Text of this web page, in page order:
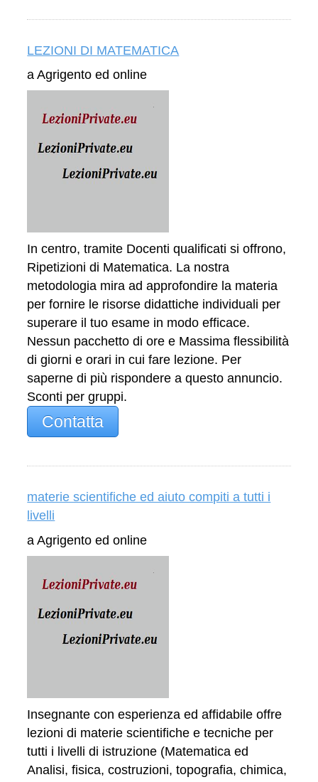
LEZIONI DI MATEMATICA
a Agrigento ed online
In centro, tramite Docenti qualificati si offrono,
Ripetizioni di Matematica. La nostra
metodologia mira ad approfondire la materia
per fornire le risorse didattiche individuali per
superare il tuo esame in modo efficace.
Nessun pacchetto di ore e Massima flessibilità
di giorni e orari in cui fare lezione. Per
saperne di più rispondere a questo annuncio.
Sconti per gruppi.
Contatta
materie scientifiche ed aiuto compiti a tutti i
livelli
a Agrigento ed online
Insegnante con esperienza ed affidabile offre
lezioni di materie scientifiche e tecniche per
tutti i livelli di istruzione (Matematica ed
Analisi, fisica, costruzioni, topografia, chimica,